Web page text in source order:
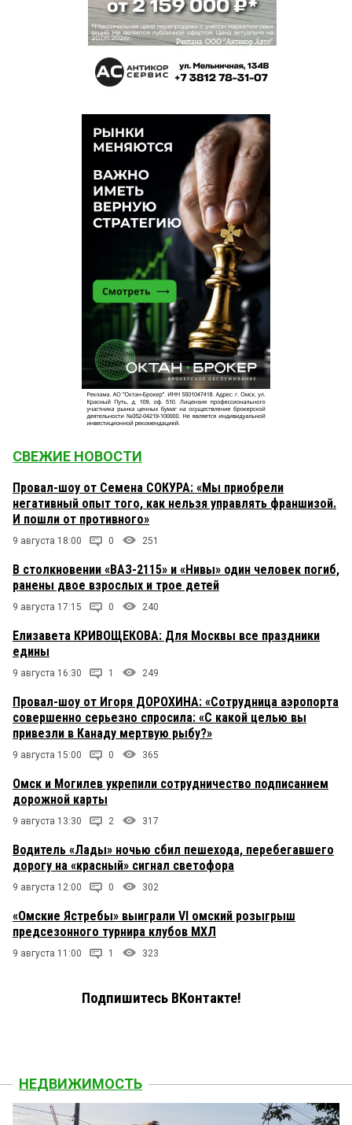
СВЕЖИЕ НОВОСТИ
Провал-шоу от Семена СОКУРА: «Мы приобрели
негативный опыт того, как нельзя управлять франшизой.
И пошли от противного»
9 августа 18:00 0 251
В столкновении «ВАЗ-2115» и «Нивы» один человек погиб,
ранены двое взрослых и трое детей
9 августа 17:15 0 240
Елизавета КРИВОЩЕКОВА: Для Москвы все праздники
едины
9 августа 16:30 1 249
Провал-шоу от Игоря ДОРОХИНА: «Сотрудница аэропорта
совершенно серьезно спросила: «С какой целью вы
привезли в Канаду мертвую рыбу?»
9 августа 15:00 0 365
Омск и Могилев укрепили сотрудничество подписанием
дорожной карты
9 августа 13:30 2 317
Водитель «Лады» ночью сбил пешехода, перебегавшего
дорогу на «красный» сигнал светофора
9 августа 12:00 0 302
«Омские Ястребы» выиграли VI омский розыгрыш
предсезонного турнира клубов МХЛ
9 августа 11:00 1 323
Подпишитесь ВКонтакте!
НЕДВИЖИМОСТЬ